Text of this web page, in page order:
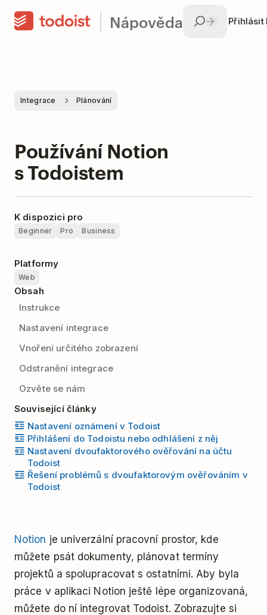
Nápověda Přihlásit
Integrace Plánování
Používání Notion
s Todoistem
K dispozici pro
Beginner Pro Business
Platformy
Web
Obsah
Instrukce
Nastavení integrace
Vnoření určitého zobrazení
Odstranění integrace
Ozvěte se nám
Související články
Nastavení oznámení v Todoist
Přihlášení do Todoistu nebo odhlášení z něj
Nastavení dvoufaktorového ověřování na účtu
Todoist
Řešení problémů s dvoufaktorovým ověřováním v
Todoist
Notion je univerzální pracovní prostor, kde
můžete psát dokumenty, plánovat termíny
projektů a spolupracovat s ostatními. Aby byla
práce v aplikaci Notion ještě lépe organizovaná,
můžete do ní integrovat Todoist. Zobrazujte si